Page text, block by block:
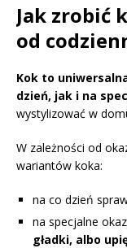
Jak zrobić
od
Kok to
dzień, jak i na
wystylizować w
W zależności od
wariantów koka:
na co dzień
na specjalne
gładki, albo